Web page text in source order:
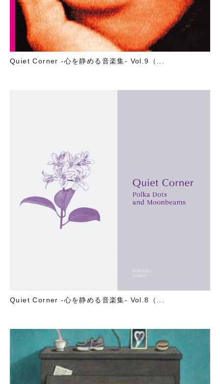
Quiet Corner -心を静める音楽集- Vol.9（...
Quiet Corner -心を静める音楽集- Vol.8（...